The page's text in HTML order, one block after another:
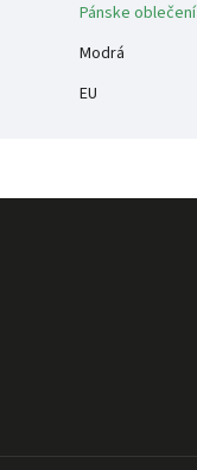
Pánske oblečení
Modrá
EU